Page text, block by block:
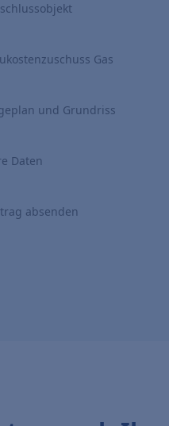
Gas
und Grundriss
Daten
absenden